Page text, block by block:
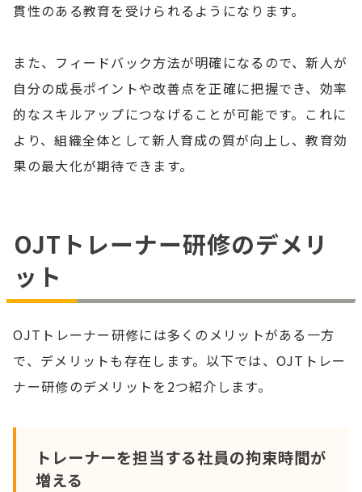
貫性のある教育を受けられるようになります。
また、フィードバック方法が明確になるので、新人が
自分の成長ポイントや改善点を正確に把握でき、効率
的なスキルアップにつなげることが可能です。これに
より、組織全体として新人育成の質が向上し、教育効
果の最大化が期待できます。
OJTトレーナー研修のデメリ
ット
OJTトレーナー研修には多くのメリットがある一方
で、デメリットも存在します。以下では、OJTトレー
ナー研修のデメリットを2つ紹介します。
トレーナーを担当する社員の拘束時間が
増える